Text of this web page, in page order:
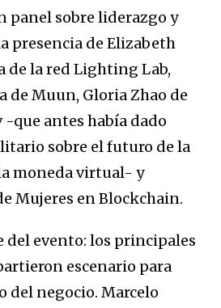
panel sobre liderazgo y
presencia de Elizabeth
de la red Lighting Lab,
de Muun, Gloria Zhao de
-que antes había dado
sobre el futuro de la
moneda virtual- y
Mujeres en Blockchain.
del evento: los principales
escenario para
del negocio. Marcelo